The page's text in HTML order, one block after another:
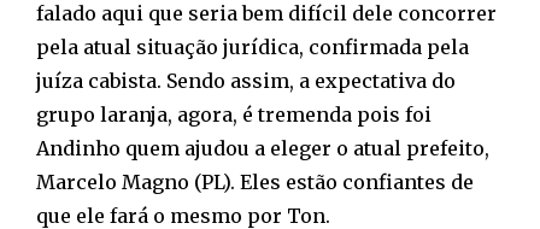
falado aqui que seria bem difícil dele concorrer
pela atual situação jurídica, confirmada pela
juíza cabista. Sendo assim, a expectativa do
grupo laranja, agora, é tremenda pois foi
Andinho quem ajudou a eleger o atual prefeito,
Marcelo Magno (PL). Eles estão confiantes de
que ele fará o mesmo por Ton.